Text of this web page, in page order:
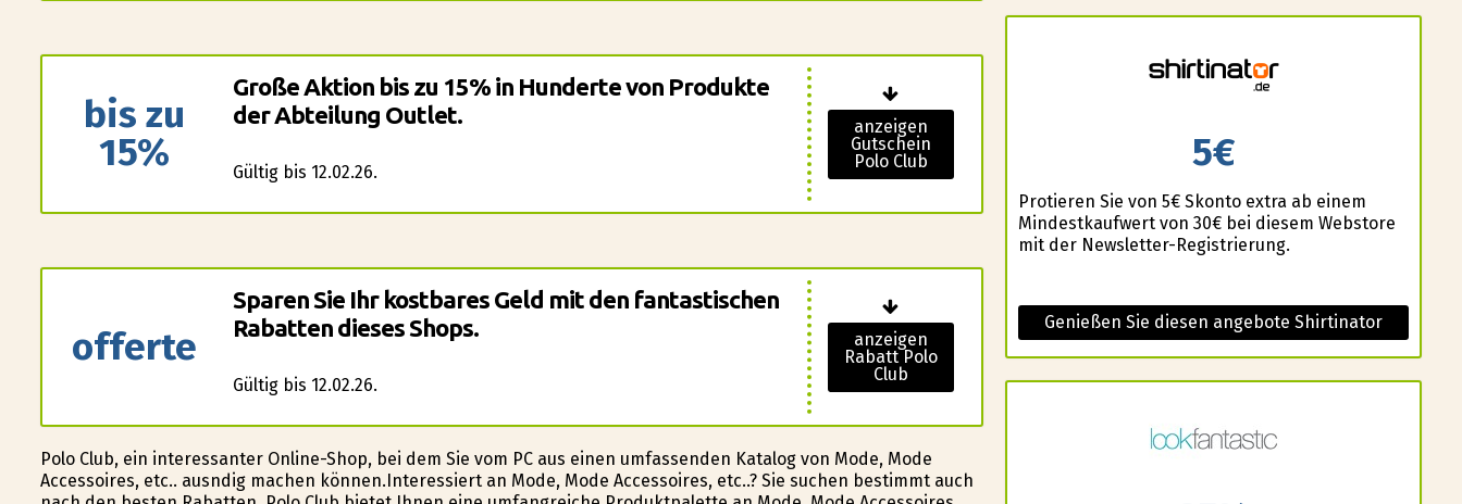
bis zu
15%
Große Aktion bis zu 15% in Hunderte von Produkte
der Abteilung Outlet.
Gültig bis 12.02.26.
anzeigen
Gutschein
Polo Club
offerte
Sparen Sie Ihr kostbares Geld mit den fantastischen
Rabatten dieses Shops.
Gültig bis 12.02.26.
anzeigen
Rabatt Polo
Club
Polo Club, ein interessanter Online-Shop, bei dem Sie vom PC aus einen umfassenden Katalog von Mode, Mode
Accessoires, etc.. ausfindig machen können.Interessiert an Mode, Mode Accessoires, etc..? Sie suchen bestimmt auch
5€
Profitieren Sie von 5€ Skonto extra ab einem
Mindestkaufwert von 30€ bei diesem Webstore
mit der Newsletter-Registrierung.
Genießen Sie diesen angebote Shirtinator